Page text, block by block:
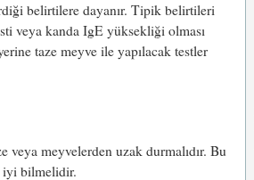
belirtilere dayanır. Tipik belirtileri
veya kanda IgE yüksekliği olması
taze meyve ile yapılacak testler
meyvelerden uzak durmalıdır. Bu
iyi bilmelidir.